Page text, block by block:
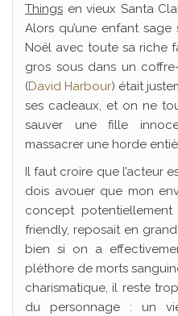
Things en vieux Santa
Alors qu’une enfant
Noël avec toute sa riche
gros sous dans un
(David Harbour) était
ses cadeaux, et on ne
sauver une fille
massacrer une horde
Il faut croire que l’acteur
dois avouer que mon
concept
friendly, reposait en
bien si on a
pléthore de morts
charismatique, il reste
du personnage : un